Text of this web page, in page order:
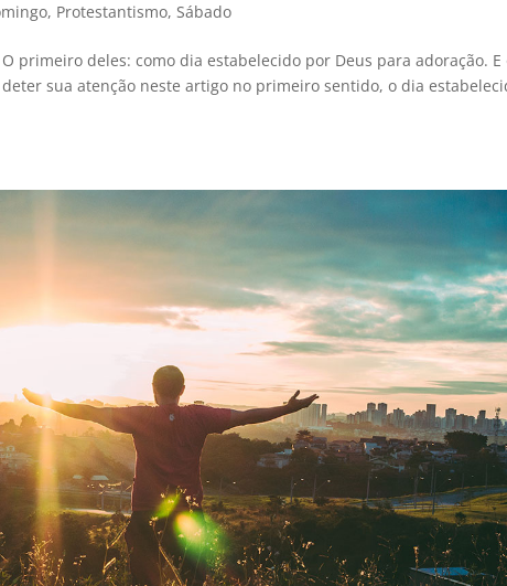
, Protestantismo,Sábado
primeiro deles: como dia estabelecido por Deus para adoração. E
sua atenção neste artigo no primeiro sentido, o dia